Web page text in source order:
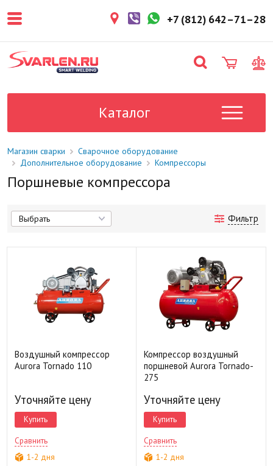
+7 (812) 642–71–28
Каталог
Магазин сварки
Сварочное оборудование
Дополнительное оборудование
Компрессоры
Поршневые компрессора
Фильтр
Воздушный компрессор
Aurora Tornado 110
Уточняйте цену
Купить
Сравнить
1-2 дня
Компрессор воздушный
поршневой Aurora Tornado-
275
Уточняйте цену
Купить
Сравнить
1-2 дня